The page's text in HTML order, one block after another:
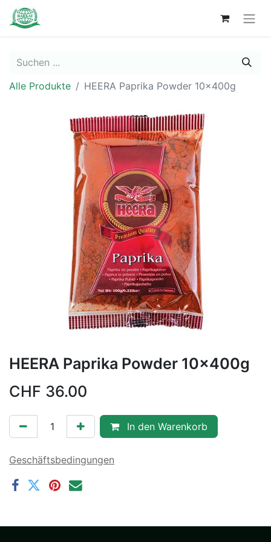
Alle Produkte HEERA Paprika Powder 10x400g
HEERA Paprika Powder 10x400g
CHF 36.00
In den Warenkorb
Geschäftsbedingungen